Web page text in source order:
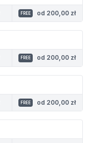
FREE od 200,00 zł
FREE od 200,00 zł
FREE od 200,00 zł